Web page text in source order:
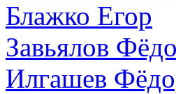
Блажко Егор
Завьялов
Илгашев